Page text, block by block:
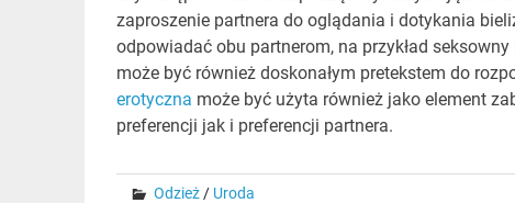
zaproszenie partnera do oglądania i dotykania
odpowiadać obu partnerom, na przykład
może być również doskonałym pretekstem do
erotyczna może być użyta również jako element
preferencji jak i preferencji partnera.
Odzież/ Uroda